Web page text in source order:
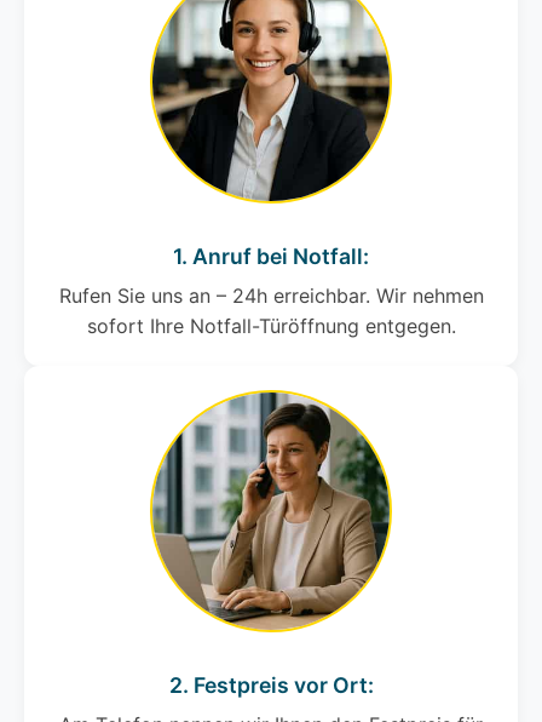
1. Anruf bei Notfall:
Rufen Sie uns an – 24h erreichbar. Wir nehmen
sofort Ihre Notfall-Türöffnung entgegen.
2. Festpreis vor Ort: